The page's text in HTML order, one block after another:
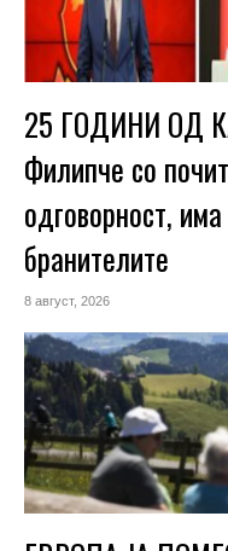
25 ГОДИНИ ОД
Филипче со
одговорност,
бранителите
8 август, 2026